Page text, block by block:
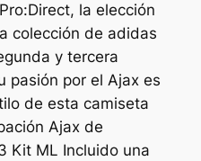
la elección
colección de adidas
y tercera
pasión por el Ajax es
de esta camiseta
Ajax de
Kit ML Incluido una